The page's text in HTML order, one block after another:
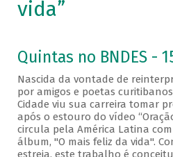
vida”
Quintas no BNDES -
Nascida da vontade de
por amigos e poetas
Cidade viu sua carreira tomar
após o estouro do vídeo
circula pela América Latina
álbum, "O mais feliz da vida".